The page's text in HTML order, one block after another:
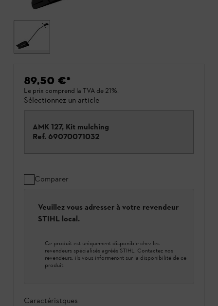
89,50 €*
Le prix comprend la TVA de 21%.
Sélectionnez un article
AMK 127, Kit mulching
Ref. 69070071032
Comparer
Veuillez vous adresser à votre revendeur
STIHL local.
Ce produit est uniquement disponible chez les
revendeurs spécialisés agréés STIHL. Contactez nos
revendeurs, ils vous informeront sur la disponibilité de ce
produit.
Caractéristques